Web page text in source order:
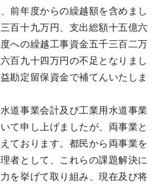
前年度からの繰越額を含めまし
百十九万円、支出総額十五億六
への繰越工事資金五千三百二万
百九十四万円の不足となりまし
勘定留保資金で補てんいたしま
道事業会計及び工業用水道事業
て申し上げましたが、両事業と
ております。都民から両事業を
者として、これらの課題解決に
を挙げて取り組み、現在及び将